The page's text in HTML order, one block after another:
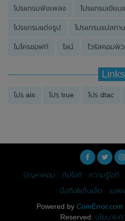
โปรแกรมฟังเพลง โปรแกรมเขียน
โปรแกรมแต่งรูป โปรแกรมแปลภา
ไมโครซอฟท์ ไลน์ ไวรัสคอมพิว
Links
โปร ais โปร true โปร dtac
ปัญหาคอม ทิปไอที ความรู้ไอที
มือถือ/แท็บเล็ต
แอพ
Powered by ComError.com
Reserved. นโยบาย